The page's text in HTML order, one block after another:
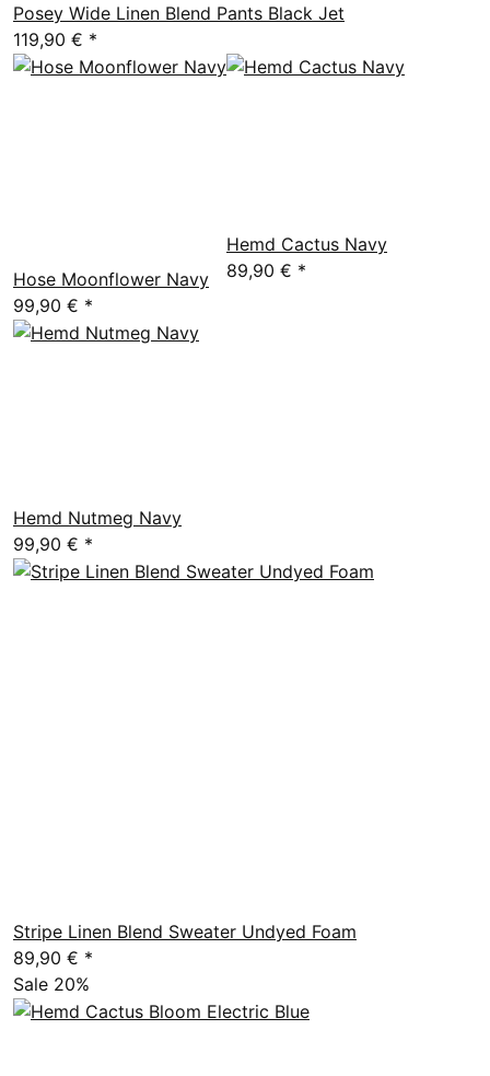
Posey Wide Linen Blend Pants Black Jet
119,90 € *
Hose Moonflower Navy
99,90 € *
Hemd Cactus Navy
89,90 € *
Hemd Nutmeg Navy
99,90 € *
Stripe Linen Blend Sweater Undyed Foam
89,90 € *
Sale 20%